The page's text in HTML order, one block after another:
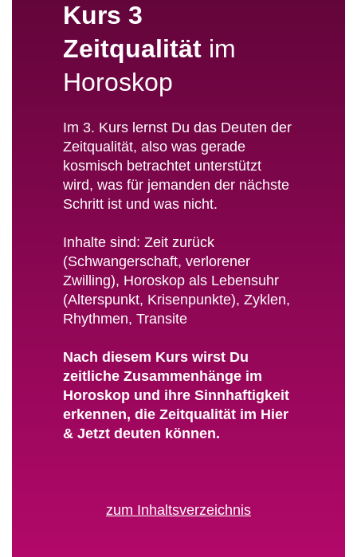
Kurs 3
Zeitqualität im
Horoskop
Im 3. Kurs lernst Du das Deuten der
Zeitqualität, also was gerade
kosmisch betrachtet unterstützt
wird, was für jemanden der nächste
Schritt ist und was nicht.
Inhalte sind: Zeit zurück
(Schwangerschaft, verlorener
Zwilling), Horoskop als Lebensuhr
(Alterspunkt, Krisenpunkte), Zyklen,
Rhythmen, Transite
Nach diesem Kurs wirst Du
zeitliche Zusammenhänge im
Horoskop und ihre Sinnhaftigkeit
erkennen, die Zeitqualität im Hier
& Jetzt deuten können.
zum Inhaltsverzeichnis